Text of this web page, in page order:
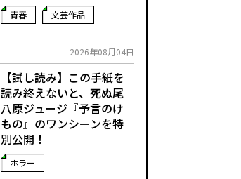
青春 文芸作品
2026年08月04日
【試し読み】この手紙を
読み終えないと、死ぬ――尾
八原ジュージ『予言のけ
もの』のワンシーンを特
別公開！
ホラー